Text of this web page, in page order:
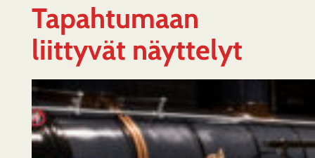
Tapahtumaan
liittyvät näyttelyt